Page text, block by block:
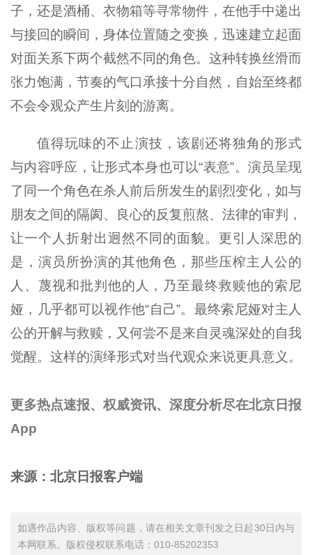
子，还是酒桶、衣物箱等寻常物件，在他手中递出
与接回的瞬间，身体位置随之变换，迅速建立起面
对面关系下两个截然不同的角色。这种转换丝滑而
张力饱满，节奏的气口承接十分自然，自始至终都
不会令观众产生片刻的游离。
值得玩味的不止演技，该剧还将独角的形式
与内容呼应，让形式本身也可以“表意”。演员呈现
了同一个角色在杀人前后所发生的剧烈变化，如与
朋友之间的隔阂、良心的反复煎熬、法律的审判，
让一个人折射出迥然不同的面貌。更引人深思的
是，演员所扮演的其他角色，那些压榨主人公的
人、蔑视和批判他的人，乃至最终救赎他的索尼
娅，几乎都可以视作他“自己”。最终索尼娅对主人
公的开解与救赎，又何尝不是来自灵魂深处的自我
觉醒。这样的演绎形式对当代观众来说更具意义。
更多热点速报、权威资讯、深度分析尽在北京日报
App
来源：北京日报客户端
如遇作品内容、版权等问题，请在相关文章刊发之日起30日内与
本网联系。版权侵权联系电话：010-85202353